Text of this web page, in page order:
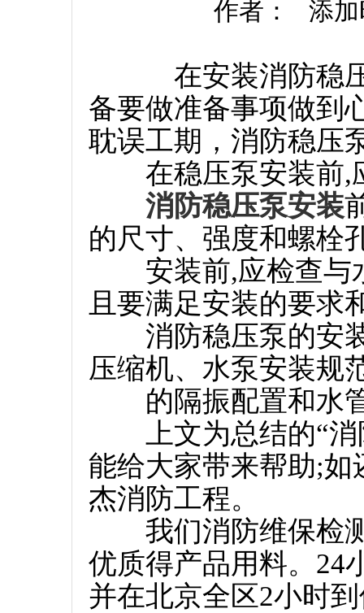
作者： 添加
在安装消防稳压
备要做准备事项做到
耽误工期，消防稳压
在稳压泵安装前,
消防稳压泵安装
的尺寸、强度和螺栓
安装前,应检查与
且要满足安装的要求
消防稳压泵的安装
压缩机、水泵安装规
的隔振配置和水管
上文为总结的“消
能给大家带来帮助;
杰消防工程。
我们消防维保检测
优质得产品用料。24
并在北京全区2小时